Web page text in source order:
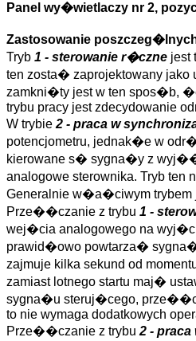
Panel wy�wietlaczy nr 2,
Zastosowanie
Tryb 1 - sterowanie r�czne jest
ten zosta� zaprojektowany jako
zamkni�ty jest w ten spos�b,
trybu pracy jest zdecydowanie
W trybie 2 - praca w
potencjometru, jednak�e w
kierowane s� sygna�y z
analogowe sterownika. Tryb ten
Generalnie w�a�ciwym trybem
Prze��czanie z trybu 1 -
wej�cia analogowego na
prawid�owo powtarza�
zajmuje kilka sekund od
zamiast lotnego startu maj�
sygna�u steruj�cego,
to nie wymaga dodatkowych
Prze��czanie z trybu 2 -